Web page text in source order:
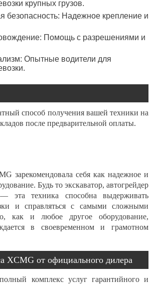
крупных грузов.
безопасность: Надежное крепление и
Помощь с разрешениями и
Опытные водители для
способ получения вашей техники на
после предварительной оплаты.
зарекомендовала себя как надежное и
Будь то экскаватор, автогрейдер
эта техника способна выдерживать
и справляться с самыми сложными
как и любое другое оборудование,
в своевременном и грамотном
XCMG от официального дилера
комплекс услуг гарантийного и